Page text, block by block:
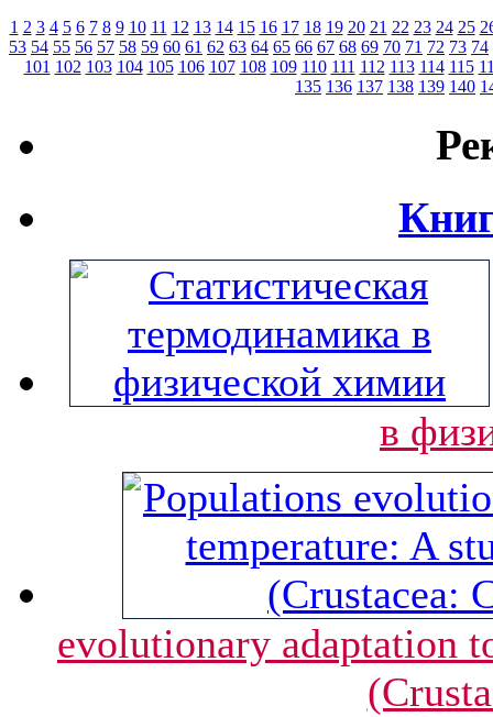
1 2 3 4 5 6 7 8 9 10 11 12 13 14 15 16 17 18 19 20 21 22 23 24 25
53 54 55 56 57 58 59 60 61 62 63 64 65 66 67 68 69 70 71 72 73 74
101 102 103 104 105 106 107 108 109 110 111 112 113 114 115
135 136 137 138 139 140
в
evolutionary adaptation